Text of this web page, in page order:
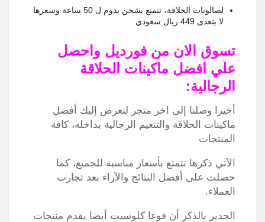
لصالونات الحلاقة، تتمتع بشحن يدوم ل 50 ساعة وسعرها
لا يتعدى 449 ريال سعودي.
تسوق الان من فورديل واحصل
علي افضل ماكينات الحلاقة
الرجالية:
أخيرا وصلنا إلى اخر متجر لنعرض إليك أفضل
ماكينات الحلاقة والتنعيم الرجالية بداخله، كافة
المنتجات
الآتي ذكرها تتمتع بأسعار مناسبة للجميع، كما
حصلت على أفضل النتائج والآراء بعد تجارب
العملاء.
الجدير بالذكر أن فوغا كلوسيت أيضا يقدم منتجات